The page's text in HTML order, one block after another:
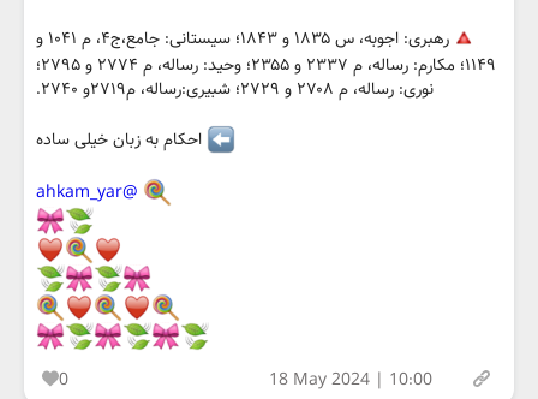
رهبری: اجوبه، س ۱۸۳۵ و ۱۸۴۳؛ سیستانی: جامع،ج۴، م ۱۰۴۱ و
۱۱۴۹؛ مکارم: رساله، م ۲۳۳۷ و ۲۳۵۵؛ وحید: رساله، م ۲۷۷۴ و ۲۷۹۵؛
نوری: رساله، م ۲۷۰۸ و ۲۷۲۹؛ شبیری:رساله، م۲۷۱۹و ۲۷۴۰.
احکام به زبان خیلی ساده
@ahkam_yar
0 18 May 2024 | 10:00